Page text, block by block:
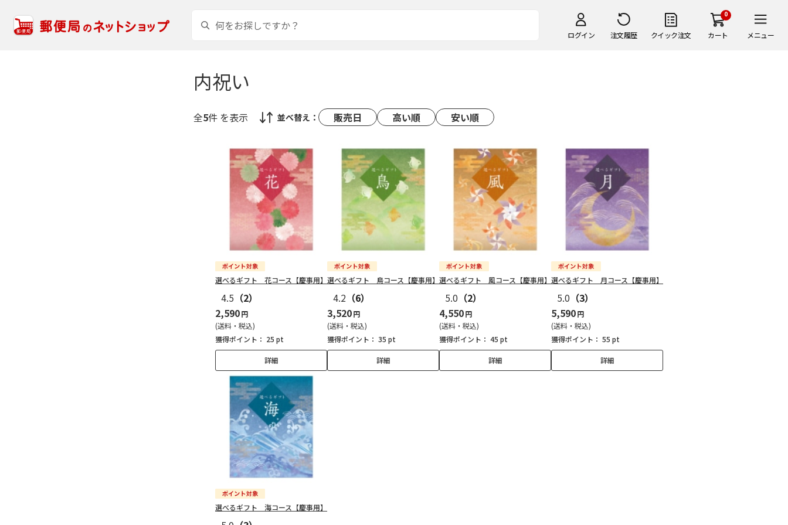
ログイン 注文履歴 クイック注文
0
カート メニュー
内祝い
全5件 を表示 並べ替え： 販売日 高い順 安い順
選べるギフト 花コース【慶事用】
4.5 （2）
2,590円
(送料・税込)
獲得ポイント： 25 pt
詳細
選べるギフト 鳥コース【慶事用】
4.2 （6）
3,520円
(送料・税込)
獲得ポイント： 35 pt
詳細
選べるギフト 風コース【慶事用】
5.0 （2）
4,550円
(送料・税込)
獲得ポイント： 45 pt
詳細
選べるギフト 月コース【慶事用】
5.0 （3）
5,590円
(送料・税込)
獲得ポイント： 55 pt
詳細
選べるギフト 海コース【慶事用】